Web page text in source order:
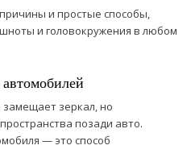
и простые способы,
и головокружения в любом
зеркал, но
позади авто.
— это способ